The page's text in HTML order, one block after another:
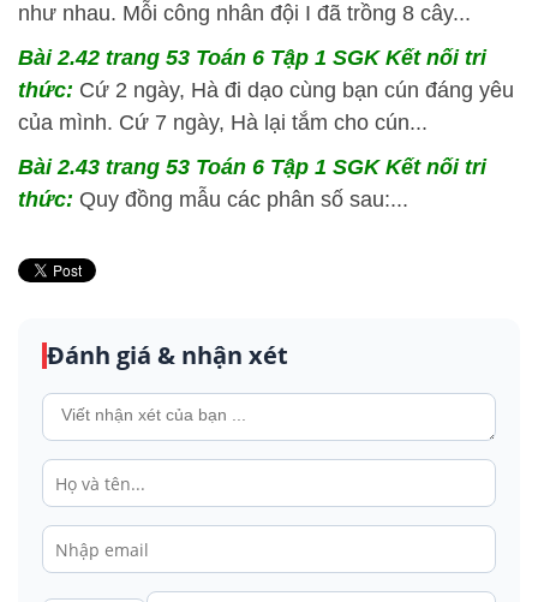
như nhau. Mỗi công nhân đội I đã trồng 8 cây...
Bài 2.42 trang 53 Toán 6 Tập 1 SGK Kết nối tri
thức: Cứ 2 ngày, Hà đi dạo cùng bạn cún đáng yêu
của mình. Cứ 7 ngày, Hà lại tắm cho cún...
Bài 2.43 trang 53 Toán 6 Tập 1 SGK Kết nối tri
thức: Quy đồng mẫu các phân số sau:...
Đánh giá & nhận xét